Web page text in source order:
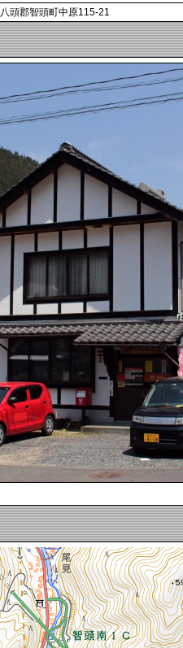
八頭郡智頭町中原115-21